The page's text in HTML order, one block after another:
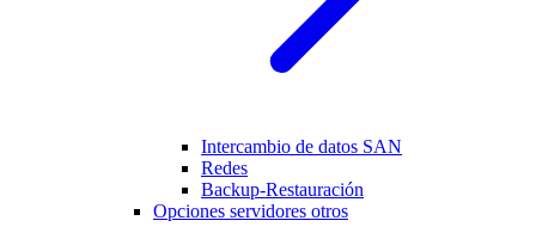
Intercambio de datos SAN
Redes
Backup-Restauración
Opciones servidores otros